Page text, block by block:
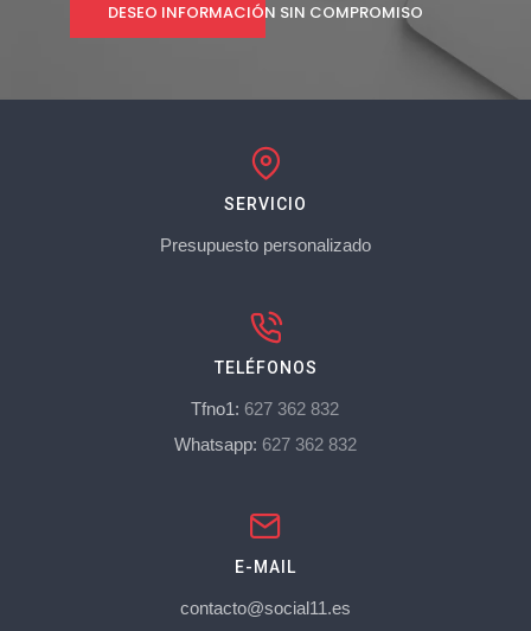
DESEO INFORMACIÓN SIN COMPROMISO
SERVICIO
Presupuesto personalizado
TELÉFONOS
Tfno1: 627 362 832
Whatsapp: 627 362 832
E-MAIL
contacto@social11.es